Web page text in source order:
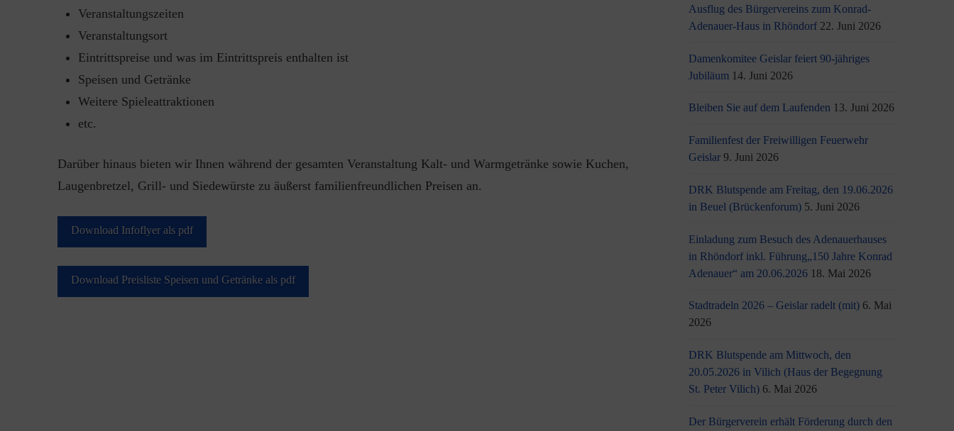
Veranstaltungszeiten
Veranstaltungsort
Eintrittspreise und was im Eintrittspreis enthalten ist
Speisen und Getränke
Weitere Spieleattraktionen
etc.
Darüber hinaus bieten wir Ihnen während der gesamten Veranstaltung Kalt- und Warmgetränke sowie Kuchen,
Laugenbretzel, Grill- und Siedewürste zu äußerst familienfreundlichen Preisen an.
Download Infoflyer als pdf
Download Preisliste Speisen und Getränke als pdf
Ausflug des Bürgervereins zum Konrad-
Adenauer-Haus in Rhöndorf 22. Juni 2026
Damenkomitee Geislar feiert 90-jähriges
Jubiläum 14. Juni 2026
Bleiben Sie auf dem Laufenden 13. Juni 2026
Familienfest der Freiwilligen Feuerwehr
Geislar 9. Juni 2026
DRK Blutspende am Freitag, den 19.06.2026
in Beuel (Brückenforum) 5. Juni 2026
Einladung zum Besuch des Adenauerhauses
in Rhöndorf inkl. Führung„150 Jahre Konrad
Adenauer“ am 20.06.2026 18. Mai 2026
Stadtradeln 2026 – Geislar radelt (mit) 6. Mai
2026
DRK Blutspende am Mittwoch, den
20.05.2026 in Vilich (Haus der Begegnung
St. Peter Vilich) 6. Mai 2026
Der Bürgerverein erhält Förderung durch den